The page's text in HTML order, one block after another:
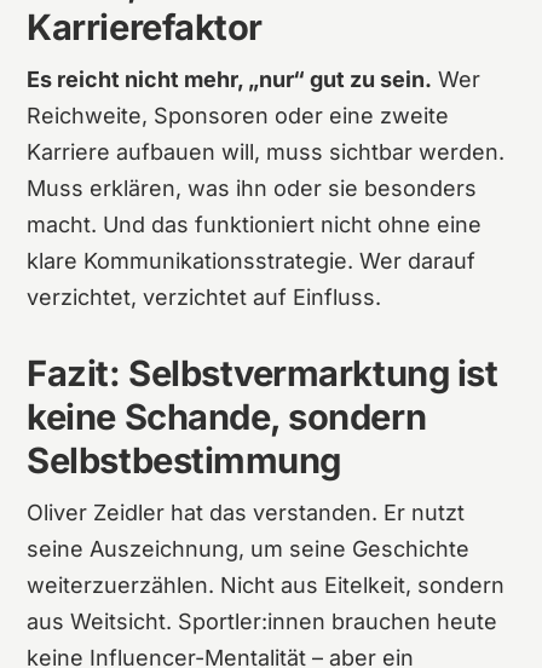
Karrierefaktor
Es reicht nicht mehr, „nur“ gut zu sein. Wer
Reichweite, Sponsoren oder eine zweite
Karriere aufbauen will, muss sichtbar werden.
Muss erklären, was ihn oder sie besonders
macht. Und das funktioniert nicht ohne eine
klare Kommunikationsstrategie. Wer darauf
verzichtet, verzichtet auf Einfluss.
Fazit: Selbstvermarktung ist
keine Schande, sondern
Selbstbestimmung
Oliver Zeidler hat das verstanden. Er nutzt
seine Auszeichnung, um seine Geschichte
weiterzuerzählen. Nicht aus Eitelkeit, sondern
aus Weitsicht. Sportler:innen brauchen heute
keine Influencer-Mentalität – aber ein